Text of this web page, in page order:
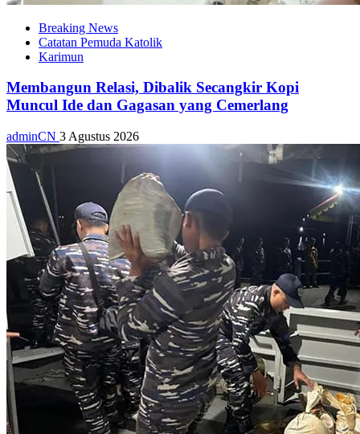
Breaking News
Catatan Pemuda Katolik
Karimun
Membangun Relasi, Dibalik Secangkir Kopi
Muncul Ide dan Gagasan yang Cemerlang
adminCN 3 Agustus 2026